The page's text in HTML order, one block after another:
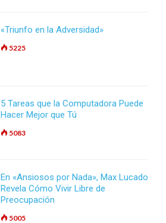
«Triunfo en la Adversidad»
5225
5 Tareas que la Computadora Puede
Hacer Mejor que Tú
5083
En «Ansiosos por Nada», Max Lucado
Revela Cómo Vivir Libre de
Preocupación
5005